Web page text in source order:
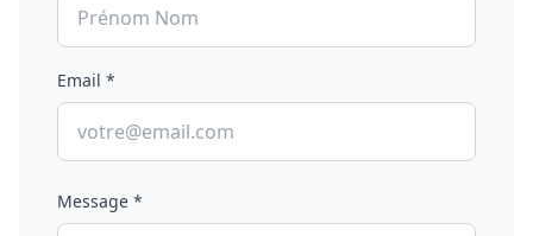
Email *
Message *